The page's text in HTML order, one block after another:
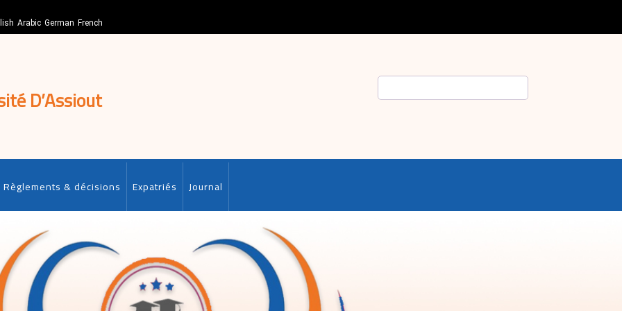
Arabic German French
D’Assiout
Règlements & décisions Expatriés Journal